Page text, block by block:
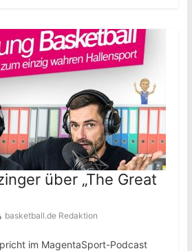
über „The Great
basketball.de Redaktion
im MagentaSport-Podcast